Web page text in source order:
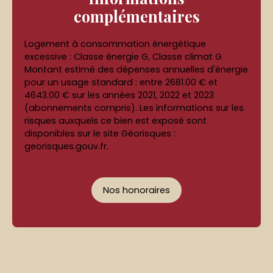
complémentaires
Logement à consommation énergétique
excessive : Classe énergie G, Classe climat G
Montant estimé des dépenses annuelles d'énergie
pour un usage standard : entre 2681.00 € et
4643.00 € sur les années 2021, 2022 et 2023
(abonnements compris). Les informations sur les
risques auxquels ce bien est exposé sont
disponibles sur le site Géorisques :
georisques.gouv.fr.
Nos honoraires